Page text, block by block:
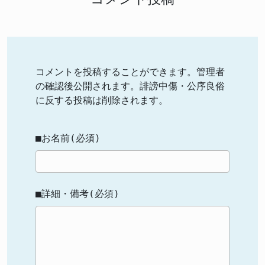
コメントを投稿することができます。管理者
の確認後公開されます。誹謗中傷・公序良俗
に反する投稿は削除されます。
■お名前(必須)
■詳細・備考(必須)